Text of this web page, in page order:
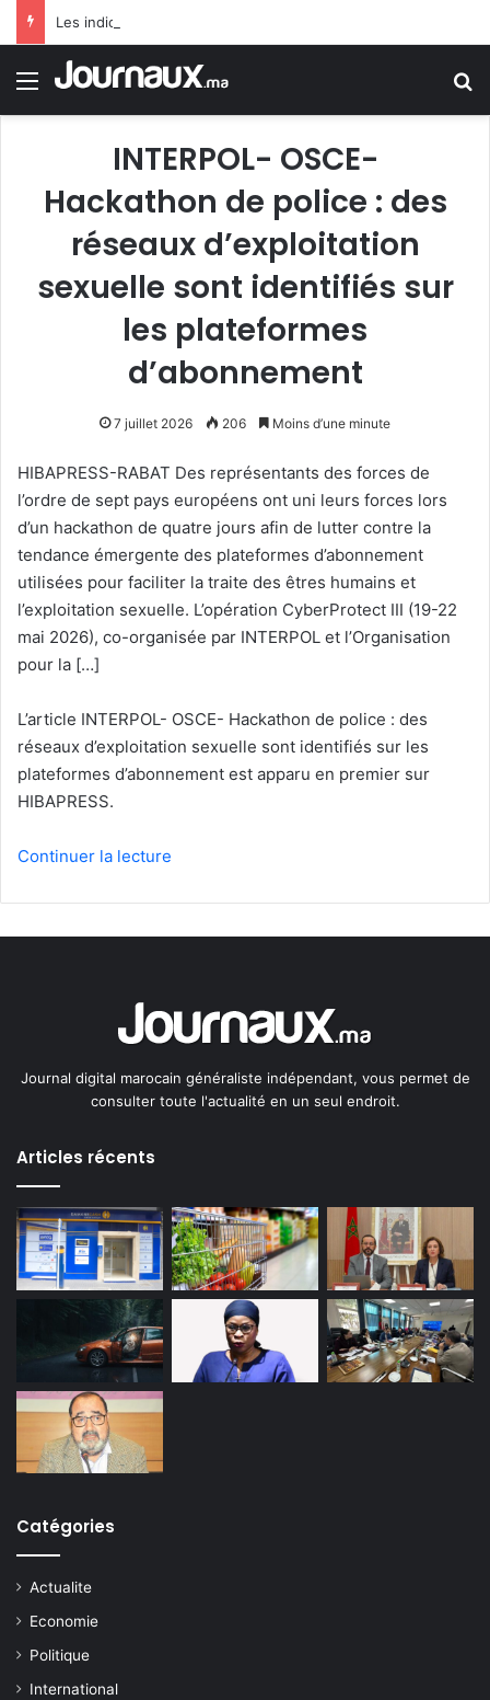
Menu
INTERPOL- OSCE-
Hackathon de police : des
réseaux d’exploitation
sexuelle sont identifiés sur
les plateformes
d’abonnement
7 juillet 2026 206 Moins d’une minute
HIBAPRESS-RABAT Des représentants des forces de
l’ordre de sept pays européens ont uni leurs forces lors
d’un hackathon de quatre jours afin de lutter contre la
tendance émergente des plateformes d’abonnement
utilisées pour faciliter la traite des êtres humains et
l’exploitation sexuelle. L’opération CyberProtect III (19-22
mai 2026), co-organisée par INTERPOL et l’Organisation
pour la […]
L’article INTERPOL- OSCE- Hackathon de police : des
réseaux d’exploitation sexuelle sont identifiés sur les
plateformes d’abonnement est apparu en premier sur
HIBAPRESS.
Continuer la lecture
Journal digital marocain généraliste indépendant, vous permet de
consulter toute l'actualité en un seul endroit.
Articles récents
Catégories
Actualite
Economie
Politique
International